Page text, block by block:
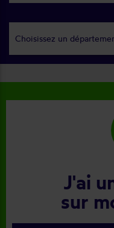
Choisissez un
J'ai
sur